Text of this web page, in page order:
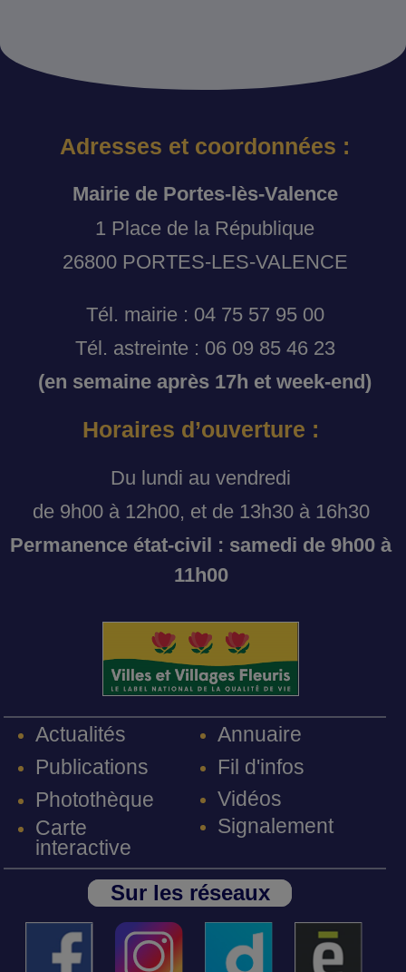
Adresses et coordonnées :
Mairie de Portes-lès-Valence
1 Place de la République
26800 PORTES-LES-VALENCE
Tél. mairie : 04 75 57 95 00
Tél. astreinte : 06 09 85 46 23
(en semaine après 17h et week-end)
Horaires d’ouverture :
Du lundi au vendredi
de 9h00 à 12h00, et de 13h30 à 16h30
Permanence état-civil : samedi de 9h00 à
11h00
Actualités
Publications
Photothèque
Carte
interactive
Annuaire
Fil d'infos
Vidéos
Signalement
Sur les réseaux